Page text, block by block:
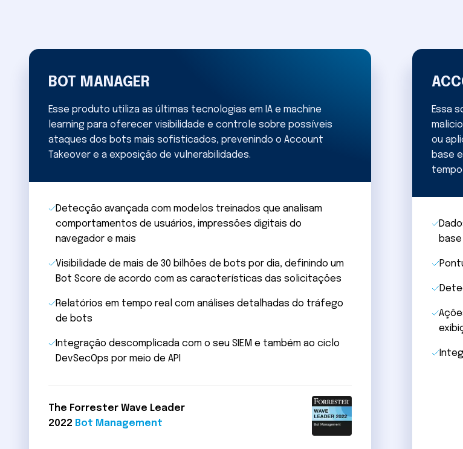
BOT MANAGER
Esse produto utiliza as últimas tecnologias em IA e machine
learning para oferecer visibilidade e controle sobre possíveis
ataques dos bots mais sofisticados, prevenindo o Account
Takeover e a exposição de vulnerabilidades.
Detecção avançada com modelos treinados que analisam
comportamentos de usuários, impressões digitais do
navegador e mais
Visibilidade de mais de 30 bilhões de bots por dia, definindo um
Bot Score de acordo com as características das solicitações
Relatórios em tempo real com análises detalhadas do tráfego
de bots
Integração descomplicada com o seu SIEM e também ao ciclo
DevSecOps por meio de API
The Forrester Wave Leader
2022 Bot Management
Essa
ou
base